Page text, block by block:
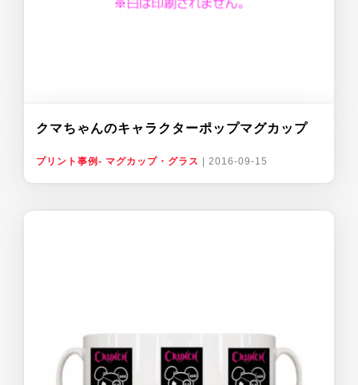
クマちゃんのキャラクターポップマグカップ
プリント事例- マグカップ・グラス 2016-09-15